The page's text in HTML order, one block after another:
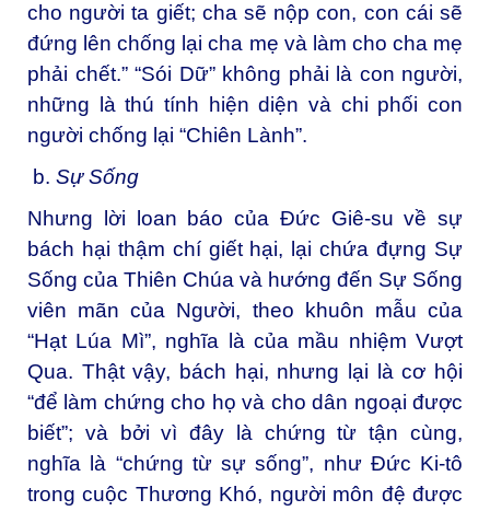
cho người ta giết; cha sẽ nộp con, con cái sẽ
đứng lên chống lại cha mẹ và làm cho cha mẹ
phải chết.” “Sói Dữ” không phải là con người,
những là thú tính hiện diện và chi phối con
người chống lại “Chiên Lành”.
b. Sự Sống
Nhưng lời loan báo của Đức Giê-su về sự
bách hại thậm chí giết hại, lại chứa đựng Sự
Sống của Thiên Chúa và hướng đến Sự Sống
viên mãn của Người, theo khuôn mẫu của
“Hạt Lúa Mì”, nghĩa là của mầu nhiệm Vượt
Qua. Thật vậy, bách hại, nhưng lại là cơ hội
“để làm chứng cho họ và cho dân ngoại được
biết”; và bởi vì đây là chứng từ tận cùng,
nghĩa là “chứng từ sự sống”, như Đức Ki-tô
trong cuộc Thương Khó, người môn đệ được